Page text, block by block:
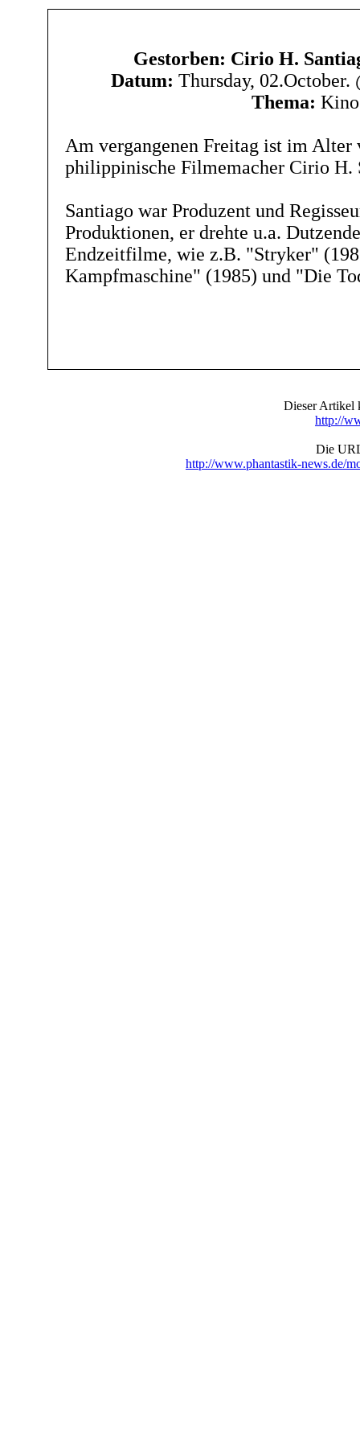
Gestorben: Cirio H.
Datum: Thursday, 02.October.
Thema: Kino
Am vergangenen Freitag ist im Alter
philippinische Filmemacher Cirio H.
Santiago war Produzent und
Produktionen, er drehte u.a.
Endzeitfilme, wie z.B. "Stryker"
Kampfmaschine" (1985) und "Die
Dieser Artikel
http://
Die
http://www.phantastik-news.de/